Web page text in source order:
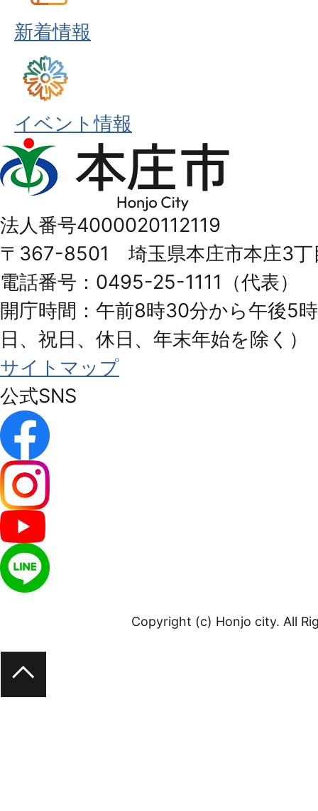
新着情報
イベント情報
本
庄
Honjo
City
法人番号4000020112119
〒367-8501 埼玉県本庄市本庄3丁
電話番号：0495-25-1111（代表）
開庁時間：午前8時30分から午後5
日、祝日、休日、年末年始を除く）
サイトマップ
公式SNS
Copyright (c) Honjo city. All